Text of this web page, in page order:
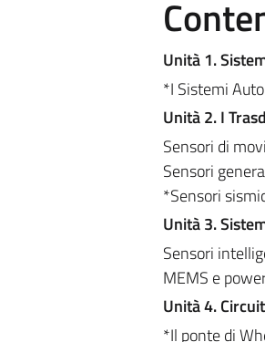
Unità 1.
*I Sistemi
Unità 2. I
Sensori di
Sensori
*Sensori
Unità 3.
Sensori
MEMS e
Unità 4.
*Il ponte di